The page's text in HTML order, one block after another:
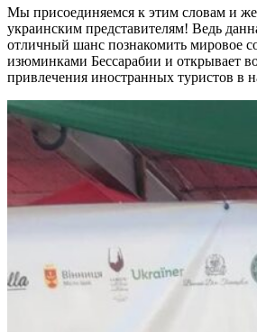
Мы присоединяемся к этим словам и
украинским представителям! Ведь
отличный шанс познакомить мировое
изюминками Бессарабии и открывает
привлечения иностранных туристов в